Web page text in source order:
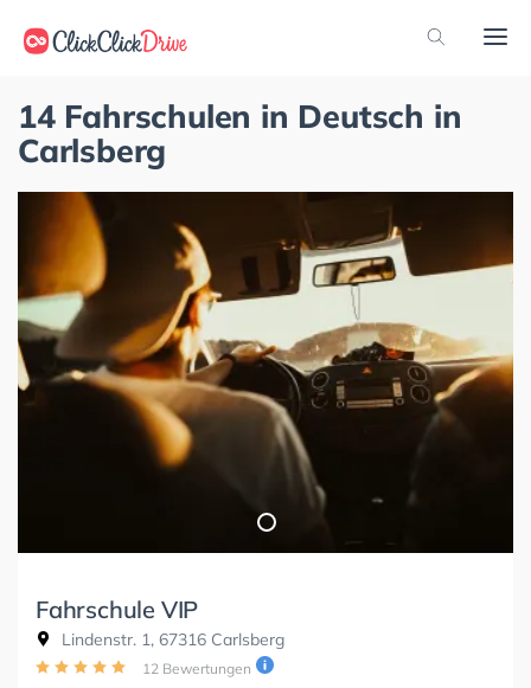
14 Fahrschulen in Deutsch in
Carlsberg
Fahrschule VIP
Lindenstr. 1, 67316 Carlsberg
12 Bewertungen